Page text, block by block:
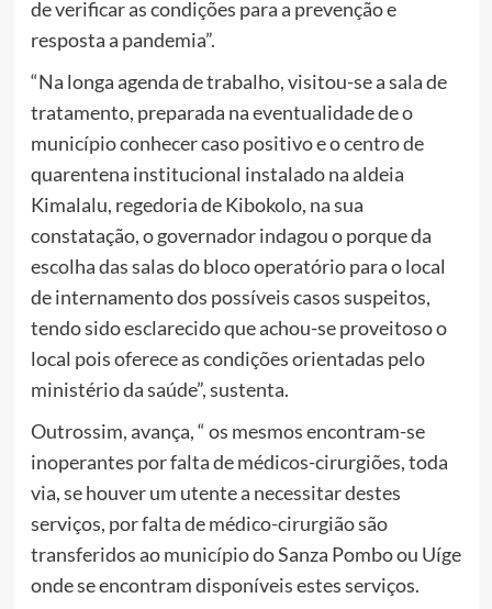
de verificar as condições para a prevenção e
resposta a pandemia”.
“Na longa agenda de trabalho, visitou-se a sala de
tratamento, preparada na eventualidade de o
município conhecer caso positivo e o centro de
quarentena institucional instalado na aldeia
Kimalalu, regedoria de Kibokolo, na sua
constatação, o governador indagou o porque da
escolha das salas do bloco operatório para o local
de internamento dos possíveis casos suspeitos,
tendo sido esclarecido que achou-se proveitoso o
local pois oferece as condições orientadas pelo
ministério da saúde”, sustenta.
Outrossim, avança, “ os mesmos encontram-se
inoperantes por falta de médicos-cirurgiões, toda
via, se houver um utente a necessitar destes
serviços, por falta de médico-cirurgião são
transferidos ao município do Sanza Pombo ou Uíge
onde se encontram disponíveis estes serviços.